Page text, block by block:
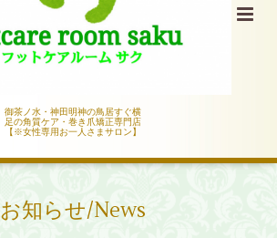
御茶ノ水・神田明神の鳥居すぐ横
足の角質ケア・巻き爪矯正専門店
【※女性専用お一人さまサロン】
お知らせ/News